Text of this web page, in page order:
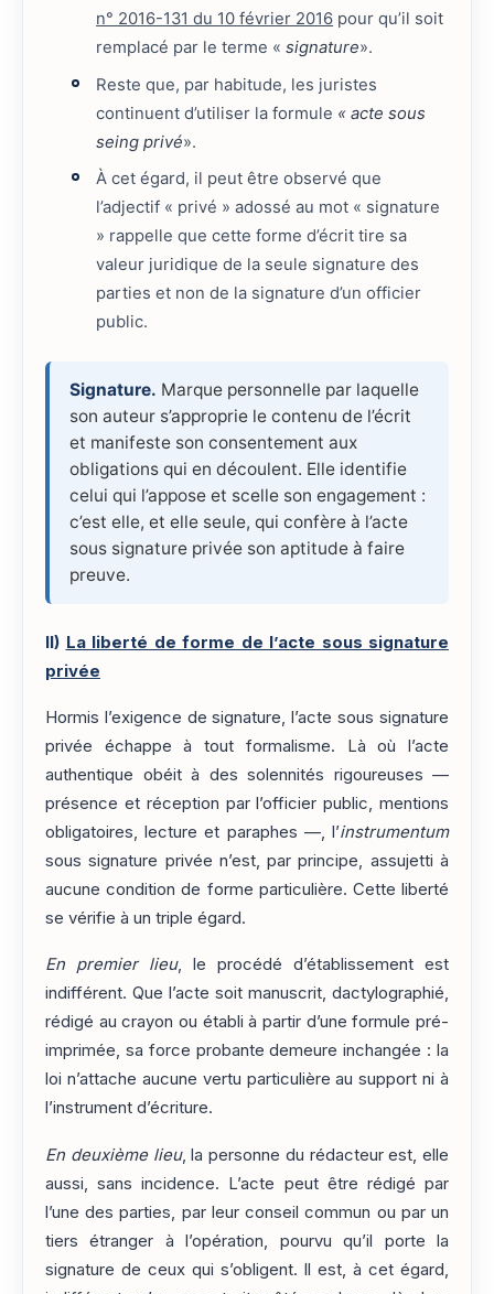
n° 2016-131 du 10 février 2016 pour qu’il soit
remplacé par le terme «signature».
Reste que, par habitude, les juristes
continuent d’utiliser la formule « acte sous
seing privé».
À cet égard, il peut être observé que
l’adjectif « privé » adossé au mot « signature
» rappelle que cette forme d’écrit tire sa
valeur juridique de la seule signature des
parties et non de la signature d’un officier
public.
Signature. Marque personnelle par laquelle
son auteur s’approprie le contenu de l’écrit
et manifeste son consentement aux
obligations qui en découlent. Elle identifie
celui qui l’appose et scelle son engagement :
c’est elle, et elle seule, qui confère à l’acte
sous signature privée son aptitude à faire
preuve.
II) La liberté de forme de l’acte sous signature
privée
Hormis l’exigence de signature, l’acte sous signature
privée échappe à tout formalisme. Là où l’acte
authentique obéit à des solennités rigoureuses —
présence et réception par l’officier public, mentions
obligatoires, lecture et paraphes —, l’instrumentum
sous signature privée n’est, par principe, assujetti à
aucune condition de forme particulière. Cette liberté
se vérifie à un triple égard.
En premier lieu, le procédé d’établissement est
indifférent. Que l’acte soit manuscrit, dactylographié,
rédigé au crayon ou établi à partir d’une formule pré-
imprimée, sa force probante demeure inchangée : la
loi n’attache aucune vertu particulière au support ni à
l’instrument d’écriture.
En deuxième lieu, la personne du rédacteur est, elle
aussi, sans incidence. L’acte peut être rédigé par
l’une des parties, par leur conseil commun ou par un
tiers étranger à l’opération, pourvu qu’il porte la
signature de ceux qui s’obligent. Il est, à cet égard,